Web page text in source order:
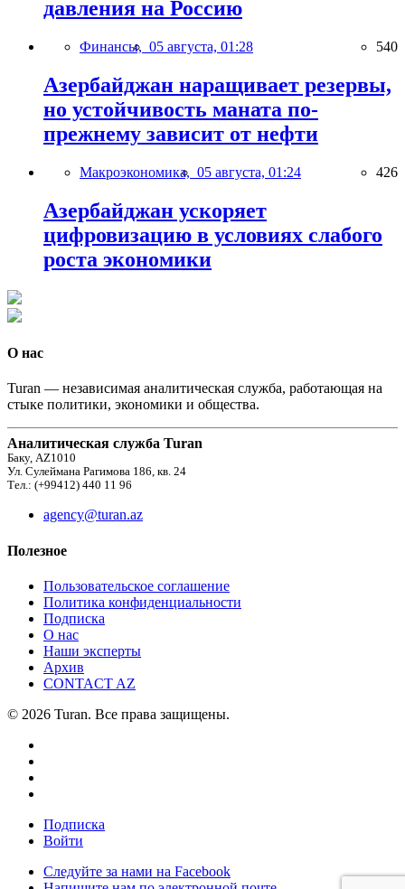
давления на Россию
Финансы, 05 августа, 01:28 540
Азербайджан наращивает резервы,
но устойчивость маната по-
прежнему зависит от нефти
Макроэкономика, 05 августа, 01:24 426
Азербайджан ускоряет
цифровизацию в условиях слабого
роста экономики
О нас
Turan — независимая аналитическая служба, работающая на
стыке политики, экономики и общества.
Аналитическая служба Turan
Баку, AZ1010
Ул. Сулеймана Рагимова 186, кв. 24
Тел.: (+99412) 440 11 96
agency@turan.az
Полезное
Пользовательское соглашение
Политика конфиденциальности
Подписка
О нас
Наши эксперты
Архив
CONTACT AZ
© 2026 Turan. Все права защищены.
Подписка
Войти
Следуйте за нами на Facebook